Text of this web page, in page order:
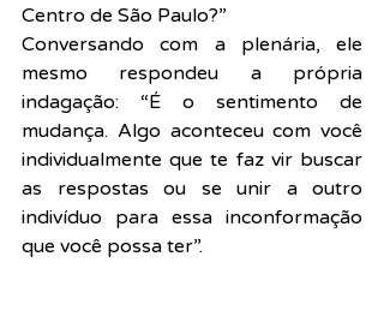
Centro de São Paulo?”
Conversando com a plenária, ele
mesmo respondeu a própria
indagação: “É o sentimento de
mudança. Algo aconteceu com você
individualmente que te faz vir buscar
as respostas ou se unir a outro
indivíduo para essa inconformação
que você possa ter”.